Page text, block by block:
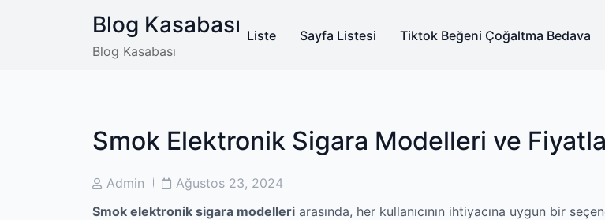
Blog Kasabası
Blog Kasabası
Liste Sayfa Listesi Tiktok Beğeni Çoğaltma Bedava
Smok Elektronik Sigara Modelleri ve
PostAdmin
PostAğustos 23, 2024
Smok elektronik sigara modelleri arasında, her kullanıcının ihtiyacına uygun bir